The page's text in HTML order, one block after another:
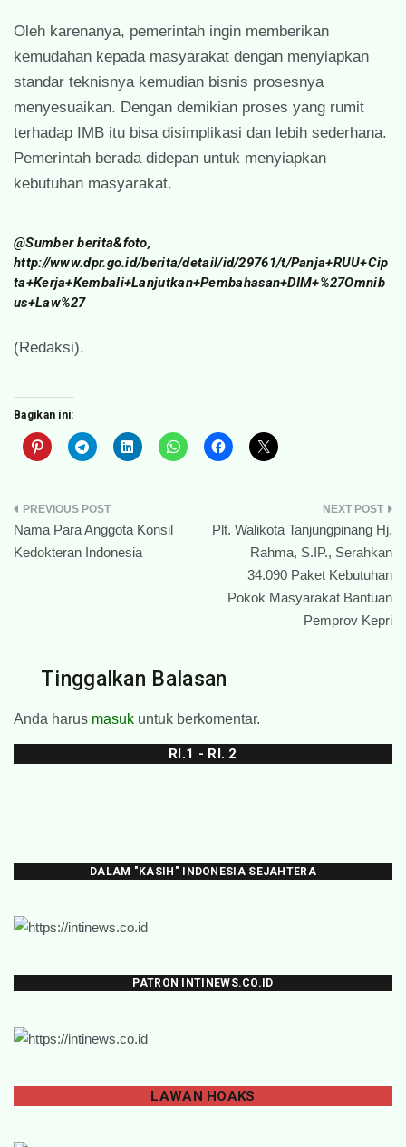
Oleh karenanya, pemerintah ingin memberikan
kemudahan kepada masyarakat dengan menyiapkan
standar teknisnya kemudian bisnis prosesnya
menyesuaikan. Dengan demikian proses yang rumit
terhadap IMB itu bisa disimplikasi dan lebih sederhana.
Pemerintah berada didepan untuk menyiapkan
kebutuhan masyarakat.
@Sumber berita&foto,
http://www.dpr.go.id/berita/detail/id/29761/t/Panja+RUU+Cip
ta+Kerja+Kembali+Lanjutkan+Pembahasan+DIM+%27Omnib
us+Law%27
(Redaksi).
Bagikan ini:
Navigasi
pos
Nama Para Anggota Konsil
Kedokteran Indonesia
Plt. Walikota Tanjungpinang Hj.
Rahma, S.IP., Serahkan
34.090 Paket Kebutuhan
Pokok Masyarakat Bantuan
Pemprov Kepri
Tinggalkan Balasan
Anda harus masuk untuk berkomentar.
RI.1 - RI. 2
DALAM "KASIH" INDONESIA SEJAHTERA
PATRON INTINEWS.CO.ID
LAWAN HOAKS